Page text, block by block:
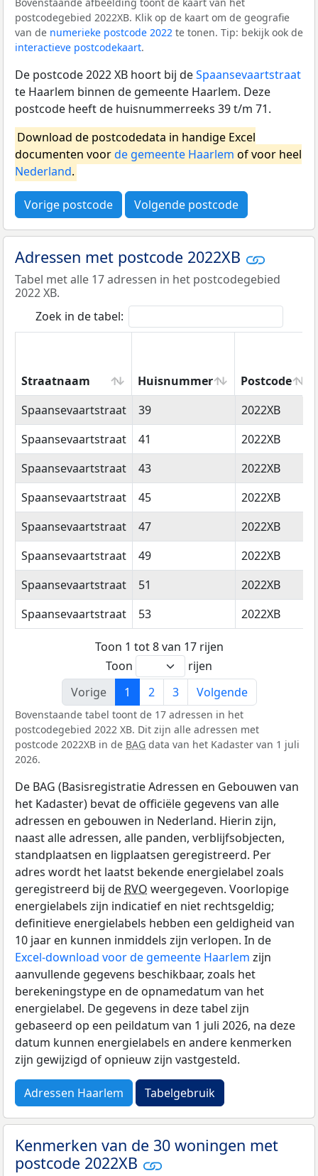
Bovenstaande afbeelding toont de kaart van het
postcodegebied 2022XB. Klik op de kaart om de geografie
van de numerieke postcode 2022 te tonen. Tip: bekijk ook de
interactieve postcodekaart.
De postcode 2022 XB hoort bij deSpaansevaartstraat
te Haarlem binnen de gemeente Haarlem. Deze
postcode heeft de huisnummerreeks 39 t/m 71.
Download de postcodedata in handige Excel
documenten voorde gemeente Haarlem of voor heel
Nederland.
Vorige postcode Volgende postcode
Adressen met postcode 2022XB
Tabel met alle 17 adressen in het postcodegebied
2022 XB.
Zoek in de tabel:
Straatnaam Huisnummer
Postcode
Straatnaam
Huisnummer Postcode
Spaansevaartstraat 39
2022XB
Spaansevaartstraat
41
2022XB
Spaansevaartstraat
43
2022XB
Spaansevaartstraat
45
2022XB
Spaansevaartstraat
47
2022XB
Spaansevaartstraat
49
2022XB
Spaansevaartstraat
51
2022XB
Spaansevaartstraat
53 2022XB
Toon 1 tot 8 van 17 rijen
Toon
rijen
Vorige
1 2 3 Volgende
Bovenstaande tabel toont de 17 adressen in het
postcodegebied 2022 XB. Dit zijn alle adressen met
postcode 2022XB in de BAG data van het Kadaster van 1 juli
2026.
De BAG (Basisregistratie Adressen en Gebouwen van
het Kadaster) bevat de officiële gegevens van alle
adressen en gebouwen in Nederland. Hierin zijn,
naast alle adressen, alle panden, verblijfsobjecten,
standplaatsen en ligplaatsen geregistreerd. Per
adres wordt het laatst bekende energielabel zoals
geregistreerd bij de RVO weergegeven. Voorlopige
energielabels zijn indicatief en niet rechtsgeldig;
definitieve energielabels hebben een geldigheid van
10 jaar en kunnen inmiddels zijn verlopen. In de
Excel-download voor de gemeente Haarlem zijn
aanvullende gegevens beschikbaar, zoals het
berekeningstype en de opnamedatum van het
energielabel. De gegevens in deze tabel zijn
gebaseerd op een peildatum van 1 juli 2026, na deze
datum kunnen energielabels en andere kenmerken
zijn gewijzigd of opnieuw zijn vastgesteld.
Adressen Haarlem Tabelgebruik
Kenmerken van de 30 woningen met
postcode 2022XB